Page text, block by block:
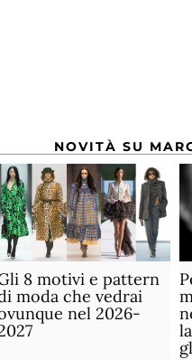
NOVITÀ SU
8 motivi e pattern
moda che vedrai
nel 2026-